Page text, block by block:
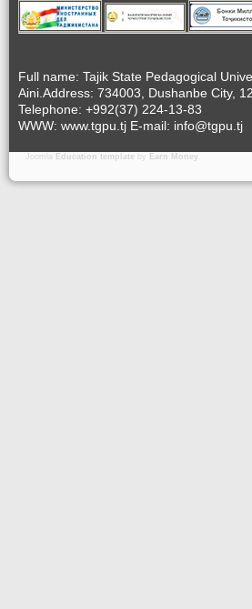
Full name: Tajik State Pedagogical
Aini.Address: 734003, Dushanbe City,
Telephone: +992(37) 224-13-83
WWW: www.tgpu.tj E-mail: info@tgpu.tj
Joomla Education template by Earn Money.